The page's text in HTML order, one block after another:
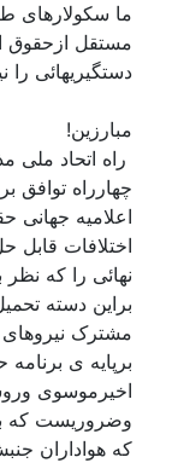
ما سکولارهای
مستقل ازحقوق
دستگیریهائی
مبارزین!
راه اتحاد ملی
چهارراه توافق
اعلامیه جهانی
اختلافات
نهائی را که
براین دسته
مشترک نیروهای
برپایه ی
اخیرموسوی
وضروریست که
که هواداران